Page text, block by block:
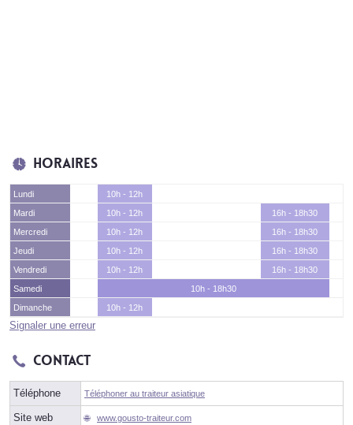
Horaires
Lundi
10h - 12h
Mardi
10h - 12h
16h - 18h30
Mercredi
10h - 12h
16h - 18h30
Jeudi
10h - 12h
16h - 18h30
Vendredi
10h - 12h
16h - 18h30
Samedi
10h - 18h30
Dimanche
10h - 12h
Signaler une erreur
Contact
Téléphone Téléphoner au traiteur asiatique
Site web www.gousto-traiteur.com